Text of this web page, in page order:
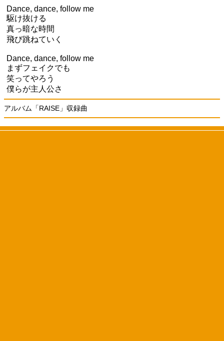
Dance, dance, follow me
駆け抜ける
真っ暗な時間
飛び跳ねていく
Dance, dance, follow me
まずフェイクでも
笑ってやろう
僕らが主人公さ
アルバム「RAISE」収録曲